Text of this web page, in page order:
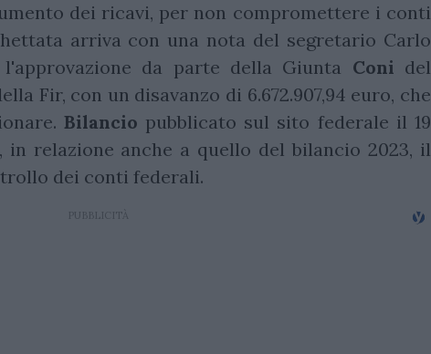
dei ricavi, per non compromettere i conti
arriva con una nota del segretario Carlo
da parte della Giunta Coni del
Fir, con un disavanzo di 6.672.907,94 euro, che
Bilancio pubblicato sul sito federale il 19
in relazione anche a quello del bilancio 2023, il
dei conti federali.